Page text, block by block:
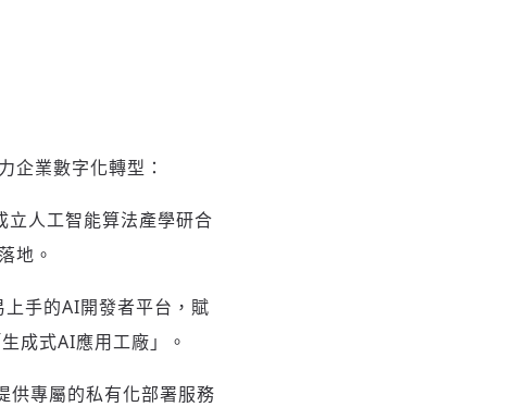
企業數字化轉型：
立人工智能算法產學研合
地。
手的AI開發者平台，賦
成式AI應用工廠」。
供專屬的私有化部署服務